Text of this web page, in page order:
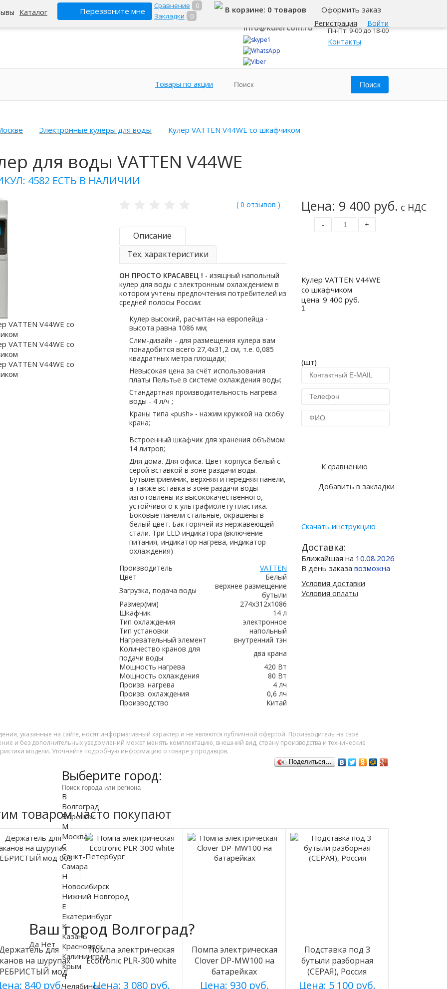
Каталог Перезвоните мне
Сравнение
0
Закладки
0
Регистрация Войти
В корзине: 0 товаров Оформить заказ
8 800 500-345-1
info@kulercom.ru
Челябинск
Пн-Пт: 9-00 до 18-00
Контакты
Товары по акции
Электронные кулеры для воды Кулер VATTEN V44WE со шкафчиком
для воды VATTEN V44WE
4582 ЕСТЬ В НАЛИЧИИ
Цена: 9 400 руб. с НДС
- +
Кулер VATTEN V44WE
со шкафчиком
цена: 9 400 руб.
(шт)
К сравнению
Добавить в закладки
Скачать инструкцию
Доставка:
Ближайшая на 10.08.2026
В день заказа возможна
Условия доставки
Условия оплаты
( 0 отзывов )
Описание
Тех. характеристики
ОН ПРОСТО КРАСАВЕЦ ! - изящный напольный
кулер для воды с электронным охлаждением в
котором учтены предпочтения потребителей из
средней полосы России:
Кулер высокий, расчитан на европейца -
высота равна 1086 мм;
Слим-дизайн - для размещения кулера вам
понадобится всего 27,4х31,2 см, т.е. 0,085
квадратных метра площади;
Невысокая цена за счёт использования
платы Пельтье в системе охлаждения воды;
Стандартная производительность нагрева
воды - 4 л/ч ;
Краны типа «push» - нажим кружкой на скобу
крана;
Встроенный шкафчик для хранения объёмом
14 литров;
Для дома. Для офиса. Цвет корпуса белый с
серой вставкой в зоне раздачи воды.
Бутылеприёмник, верхняя и передняя панели,
а также вставка в зоне раздачи воды
изготовлены из высококачественного,
устойчивого к ультрафиолету пластика.
Боковые панели стальные, окрашены в
белый цвет. Бак горячей из нержавеющей
стали. Три LED индикатора (включение
питания, индикатор нагрева, индикатор
охлаждения)
Производитель
VATTEN
Цвет
Белый
Загрузка, подача воды
верхнее размещение
бутыли
Размер(мм)
274х312х1086
Шкафчик
14 л
Тип охлаждения
электронное
Тип установки
напольный
Нагревательный элемент
внутренний тэн
Количество кранов для
подачи воды
два крана
Мощность нагрева
420 Вт
Мощность охлаждения
80 Вт
Произв. нагрева
4 лч
Произв. охлаждения
0,6 лч
Производство
Китай
указанные на сайте, носят информативный характер и не являются публичной офертой. Производитель на свое
и без дополнительных уведомлений может менять комплектацию, внешний вид, страну производства и технические
модели. Уточняйте подробную информацию о товаре у продавцов.
Поделиться…
товаром часто покупают
для
на шурупах
мод
003
840 руб.
Помпа электрическая
Ecotronic PLR-300 white
Цена: 3 080 руб.
Помпа электрическая
Clover DP-MW100 на
батарейках
Цена: 930 руб.
Подставка под 3
бутыли разборная
(СЕРАЯ), Россия
Цена: 5 100 руб.
Ваш город Волгоград?
Да Нет
Выберите город:
В
Волгоград
Воронеж
М
Москва
С
Санкт-Петербург
Самара
Н
Новосибирск
Нижний Новгород
Е
Екатеринбург
К
Казань
Красноярск
Калининград
Крым
Ч
Челябинск